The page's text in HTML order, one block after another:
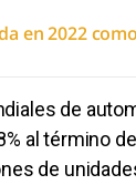
en 2022
de
al término
de